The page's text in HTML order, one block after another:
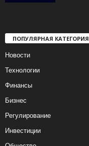
ПОПУЛЯРНАЯ КАТЕГОРИЯ
Новости
Технологии
Финансы
Бизнес
Регулирование
Инвестиции